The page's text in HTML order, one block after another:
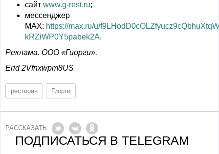
сайт www.g-rest.ru;
мессенджер
MAX: https://max.ru/u/
kRZiWP0Y5pabek2A.
Реклама. ООО «Гиорги».
Erid 2Vfnxwpm8US
ресторан Гиорги
РАССКАЗАТЬ
ПОДПИСАТЬСЯ В TELEGRAM